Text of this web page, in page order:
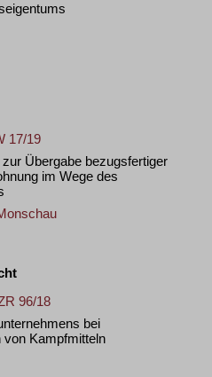
17/19
Übergabe bezugsfertiger
im Wege des
96/18
bei
von Kampfmitteln